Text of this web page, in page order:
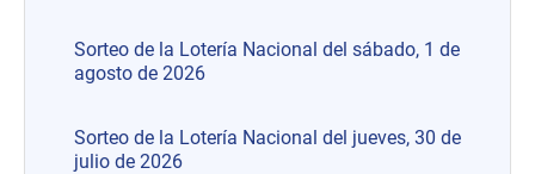
Sorteo de la Lotería Nacional del sábado, 1 de
agosto de 2026
Sorteo de la Lotería Nacional del jueves, 30 de
julio de 2026